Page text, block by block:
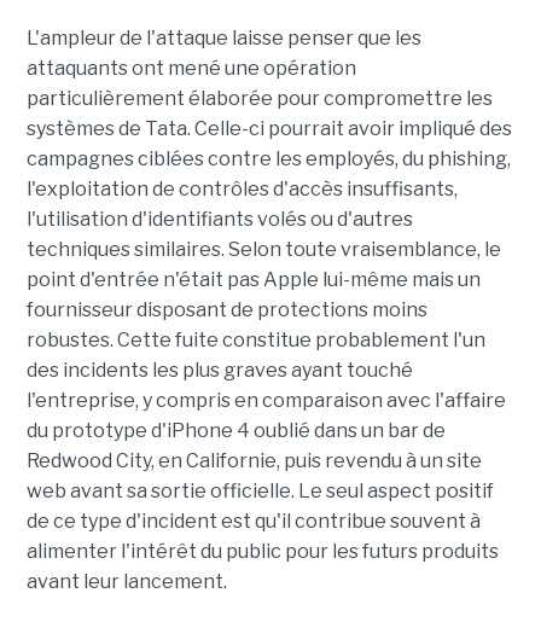
L'ampleur de l'attaque laisse penser que les
attaquants ont mené une opération
particulièrement élaborée pour compromettre les
systèmes de Tata. Celle-ci pourrait avoir impliqué des
campagnes ciblées contre les employés, du phishing,
l'exploitation de contrôles d'accès insuffisants,
l'utilisation d'identifiants volés ou d'autres
techniques similaires. Selon toute vraisemblance, le
point d'entrée n'était pas Apple lui-même mais un
fournisseur disposant de protections moins
robustes. Cette fuite constitue probablement l'un
des incidents les plus graves ayant touché
l'entreprise, y compris en comparaison avec l'affaire
du prototype d'iPhone 4 oublié dans un bar de
Redwood City, en Californie, puis revendu à un site
web avant sa sortie officielle. Le seul aspect positif
de ce type d'incident est qu'il contribue souvent à
alimenter l'intérêt du public pour les futurs produits
avant leur lancement.